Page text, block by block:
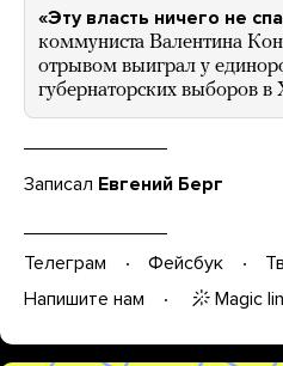
«Эту власть ничего не
коммуниста Валентина
отрывом выиграл у
губернаторских выборов в
Записал Евгений Берг
Телеграм Фейсбук
Напишите нам
Magic